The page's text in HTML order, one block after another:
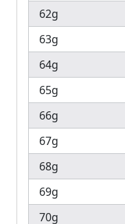
62g
63g
64g
65g
66g
67g
68g
69g
70g